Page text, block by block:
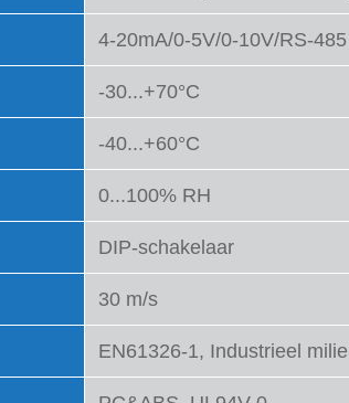
4-20mA/0-5V/0-10V/RS-485
-30...+70°C
-40...+60°C
0...100% RH
DIP-schakelaar
30 m/s
EN61326-1, Industrieel